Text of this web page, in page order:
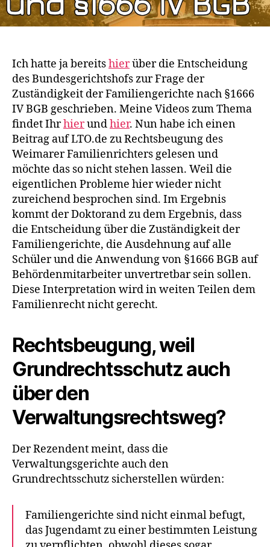
Ich hatte ja bereitshierüber die Entscheidung
des Bundesgerichtshofs zur Frage der
Zuständigkeit der Familiengerichte nach §1666
IV BGB geschrieben. Meine Videos zum Thema
findet Ihrhierundhier. Nun habe ich einen
Beitrag auf LTO.de zu Rechtsbeugung des
Weimarer Familienrichters gelesen und
möchte das so nicht stehen lassen. Weil die
eigentlichen Probleme hier wieder nicht
zureichend besprochen sind. Im Ergebnis
kommt der Doktorand zu dem Ergebnis, dass
die Entscheidung über die Zuständigkeit der
Familiengerichte, die Ausdehnung auf alle
Schüler und die Anwendung von §1666 BGB auf
Behördenmitarbeiter unvertretbar sein sollen.
Diese Interpretation wird in weiten Teilen dem
Familienrecht nicht gerecht.
Rechtsbeugung, weil
Grundrechtsschutz auch
über den
Verwaltungsrechtsweg?
Der Rezendent meint, dass die
Verwaltungsgerichte auch den
Grundrechtsschutz sicherstellen würden:
Familiengerichte sind nicht einmal befugt,
das Jugendamt zu einer bestimmten Leistung